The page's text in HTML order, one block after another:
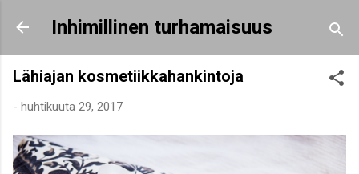
Siirry pääsisältöön
Inhimillinen turhamaisuus
Lähiajan kosmetiikkahankintoja
- huhtikuuta 29, 2017